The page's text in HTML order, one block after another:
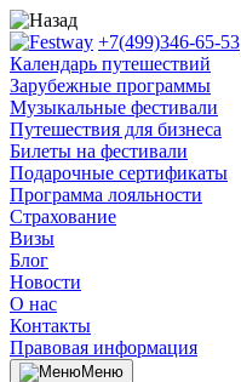
+7(499)346-65-53
Календарь путешествий
Зарубежные программы
Музыкальные фестивали
Путешествия для бизнеса
Билеты на фестивали
Подарочные сертификаты
Программа лояльности
Cтрахование
Визы
Блог
Новости
О нас
Контакты
Правовая информация
Меню